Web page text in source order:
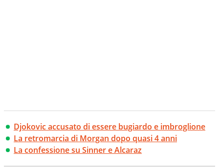
Djokovic accusato di essere bugiardo e imbroglione
La retromarcia di Morgan dopo quasi 4 anni
La confessione su Sinner e Alcaraz